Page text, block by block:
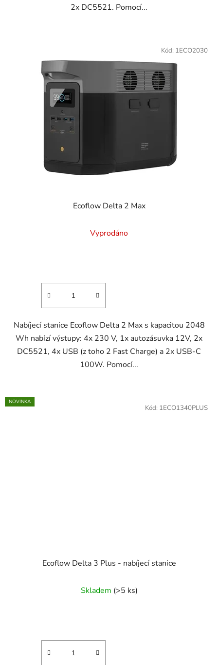
2x DC5521. Pomocí...
Ecoflow Delta 2 Max
Vyprodáno
Nabíjecí stanice Ecoflow Delta 2 Max s kapacitou 2048
Wh nabízí výstupy: 4x 230 V, 1x autozásuvka 12V, 2x
DC5521, 4x USB (z toho 2 Fast Charge) a 2x USB-C
100W. Pomocí...
Kód: 1ECO2030
NOVINKA
Ecoflow Delta 3 Plus - nabíjecí stanice
hodnocení
Skladem (>5 ks)
Kód: 1ECO1340PLUS